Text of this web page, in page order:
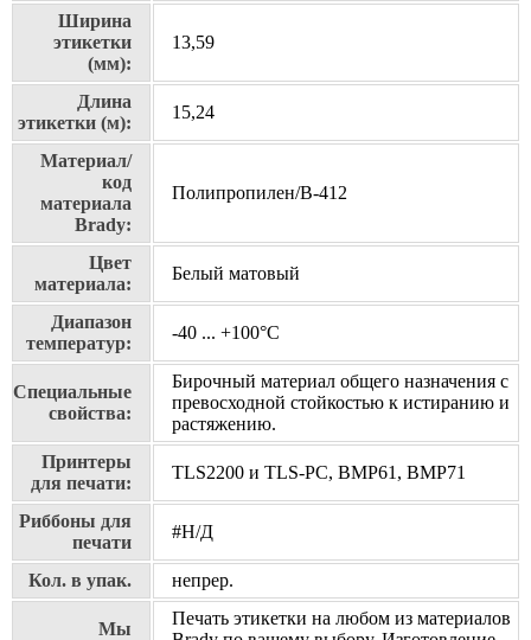
Ширина
этикетки
(мм):
13,59
Длина
этикетки (м):
15,24
Материал/
код
материала
Brady:
Полипропилен/В-412
Цвет
материала:
Белый матовый
Диапазон
температур:
-40 ... +100°С
Специальные
свойства:
Бирочный материал общего назначения с
превосходной стойкостью к истиранию и
растяжению.
Принтеры
для печати:
TLS2200 и TLS-PC, BMP61, BMP71
Риббоны для
печати
#Н/Д
Кол. в упак. непрер.
Мы
Печать этикетки на любом из материалов